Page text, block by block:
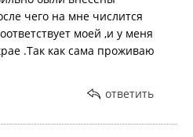
чего на мне числится
моей ,и у меня
.Так как сама проживаю
ответить